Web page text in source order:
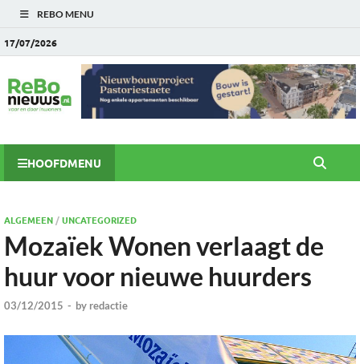
REBO MENU
17/07/2026
HOOFDMENU
ALGEMEEN/UNCATEGORIZED
Mozaïek Wonen verlaagt de
huur voor nieuwe huurders
03/12/2015 - by redactie